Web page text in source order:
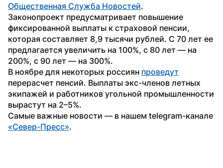
Общественная Служба Новостей.
Законопроект предусматривает повышение
фиксированной выплаты к страховой пенсии,
которая составляет 8,9 тысячи рублей. С 70 лет ее
предлагается увеличить на 100%, с 80 лет — на
200%, с 90 лет — на 300%.
В ноябре для некоторых россиян проведут
перерасчет пенсий. Выплаты экс-членов летных
экипажей и работников угольной промышленности
вырастут на 2–5%.
«Север-Пресс».